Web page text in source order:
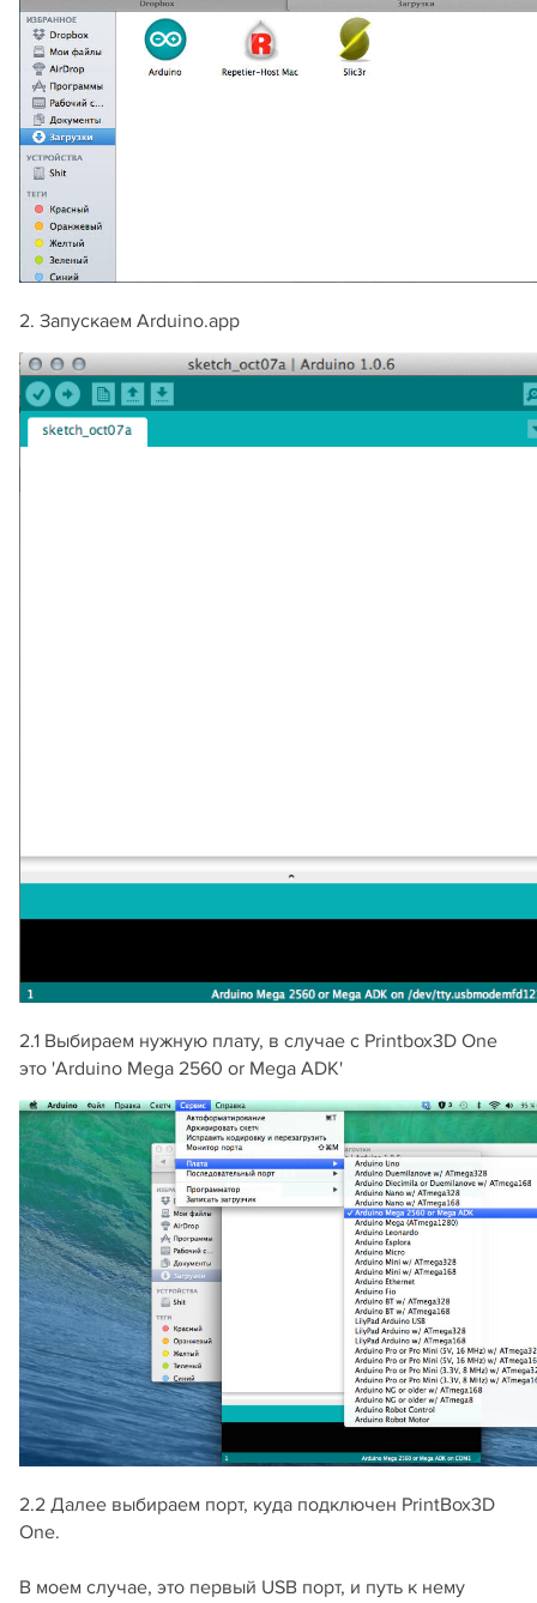
2. Запускаем Arduino.app
2.1 Выбираем нужную плату, в случае с Printbox3D One
это 'Arduino Mega 2560 or Mega ADK'
2.2 Далее выбираем порт, куда подключен PrintBox3D
One.
В моем случае, это первый USB порт, и путь к нему